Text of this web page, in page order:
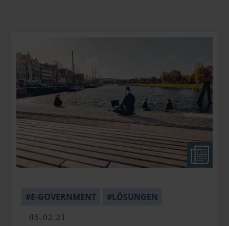
#E-GOVERNMENT #LÖSUNGEN
05.02.21